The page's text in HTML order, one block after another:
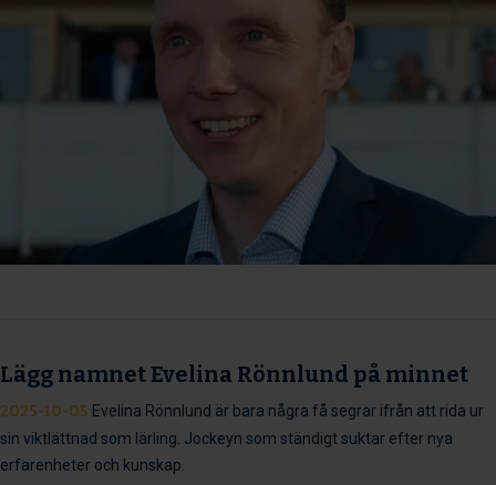
Lägg namnet Evelina Rönnlund på minnet
2025-10-05 Evelina Rönnlund är bara några få segrar ifrån att rida ur
sin viktlättnad som lärling. Jockeyn som ständigt suktar efter nya
erfarenheter och kunskap.